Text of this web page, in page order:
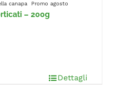
canapa Promo agosto
– 200g
Dettagli